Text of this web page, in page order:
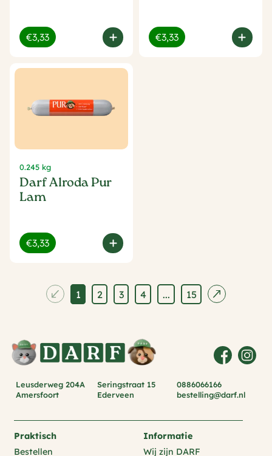
€3,33 €3,33
0.245 kg
Darf Alroda Pur
Lam
€3,33
1 2 3 4 ... 15
Leusderweg 204A
Amersfoort
Seringstraat 15
Ederveen
0886066166
bestelling@darf.nl
Praktisch
Bestellen
Informatie
Wij zijn DARF